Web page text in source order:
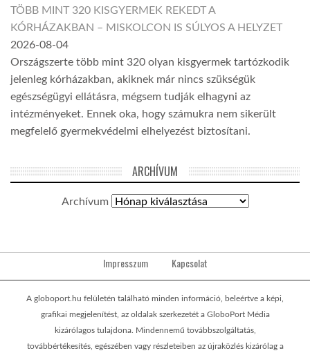
TÖBB MINT 320 KISGYERMEK REKEDT A
KÓRHÁZAKBAN – MISKOLCON IS SÚLYOS A HELYZET
2026-08-04
Országszerte több mint 320 olyan kisgyermek tartózkodik
jelenleg kórházakban, akiknek már nincs szükségük
egészségügyi ellátásra, mégsem tudják elhagyni az
intézményeket. Ennek oka, hogy számukra nem sikerült
megfelelő gyermekvédelmi elhelyezést biztosítani.
ARCHÍVUM
Archívum
Impresszum Kapcsolat
A globoport.hu felületén található minden információ, beleértve a képi,
grafikai megjelenítést, az oldalak szerkezetét a GloboPort Média
kizárólagos tulajdona. Mindennemű továbbszolgáltatás,
továbbértékesítés, egészében vagy részleteiben az újraközlés kizárólag a